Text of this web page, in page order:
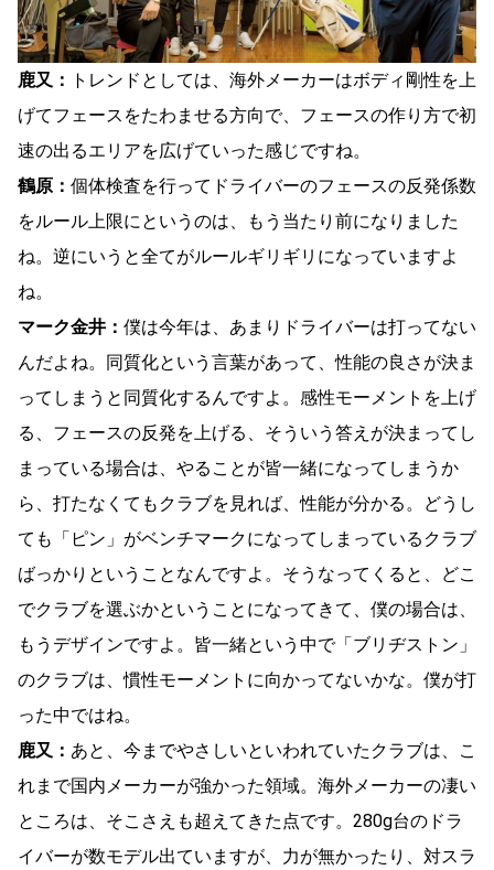
鹿又： トレンドとしては、海外メーカーはボディ剛性を上
げてフェースをたわませる方向で、フェースの作り方で初
速の出るエリアを広げていった感じですね。
鶴原： 個体検査を行ってドライバーのフェースの反発係数
をルール上限にというのは、もう当たり前になりました
ね。逆にいうと全てがルールギリギリになっていますよ
ね。
マーク金井： 僕は今年は、あまりドライバーは打ってない
んだよね。同質化という言葉があって、性能の良さが決ま
ってしまうと同質化するんですよ。感性モーメントを上げ
る、フェースの反発を上げる、そういう答えが決まってし
まっている場合は、やることが皆一緒になってしまうか
ら、打たなくてもクラブを見れば、性能が分かる。どうし
ても「ピン」がベンチマークになってしまっているクラブ
ばっかりということなんですよ。そうなってくると、どこ
でクラブを選ぶかということになってきて、僕の場合は、
もうデザインですよ。皆一緒という中で「ブリヂストン」
のクラブは、慣性モーメントに向かってないかな。僕が打
った中ではね。
鹿又： あと、今までやさしいといわれていたクラブは、こ
れまで国内メーカーが強かった領域。海外メーカーの凄い
ところは、そこさえも超えてきた点です。280g台のドラ
イバーが数モデル出ていますが、力が無かったり、対スラ